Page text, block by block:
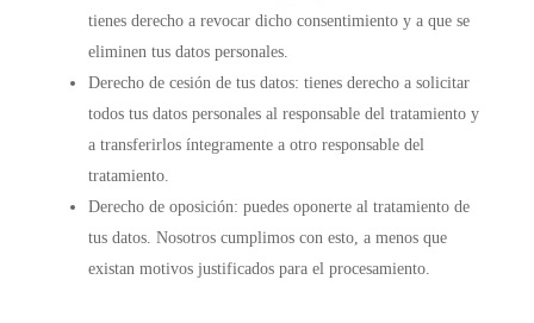
tienes derecho a revocar dicho consentimiento y a que se
eliminen tus datos personales.
Derecho de cesión de tus datos: tienes derecho a solicitar
todos tus datos personales al responsable del tratamiento y
a transferirlos íntegramente a otro responsable del
tratamiento.
Derecho de oposición: puedes oponerte al tratamiento de
tus datos. Nosotros cumplimos con esto, a menos que
existan motivos justificados para el procesamiento.